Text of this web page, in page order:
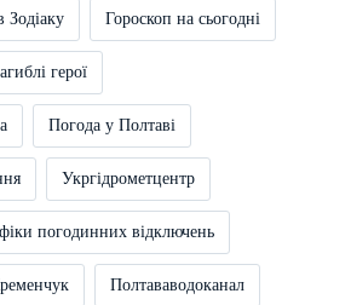
Зодіаку Гороскоп на сьогодні
герої
Погода у Полтаві
Укргідрометцентр
погодинних відключень
Полтававодоканал